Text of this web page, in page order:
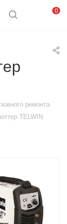
0
ремонта
TELWIN